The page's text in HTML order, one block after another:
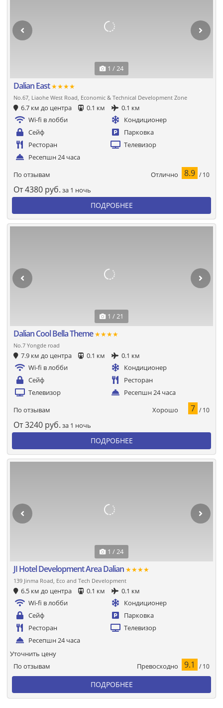
1 / 24
Dalian East★★★★
No.67, Liaohe West Road, Economic & Technical Development Zone
6.7 км до центра 0.1 км
0.1 км
Wi-fi в лобби
Кондиционер
Сейф
Парковка
Ресторан
Телевизор
Ресепшн 24 часа
По отзывам Отлично 8.9 / 10
От4380 руб. за 1 ночь
ПОДРОБНЕЕ
1 / 21
Dalian Cool Bella Theme★★★★
No.7 Yongde road
7.9 км до центра 0.1 км
0.1 км
Wi-fi в лобби
Кондиционер
Сейф
Ресторан
Телевизор
Ресепшн 24 часа
По отзывам Хорошо 7 / 10
От3240 руб. за 1 ночь
ПОДРОБНЕЕ
1 / 24
JI Hotel Development Area Dalian ★★★★
139 Jinma Road, Eco and Tech Development
6.5 км до центра 0.1 км
0.1 км
Wi-fi в лобби
Кондиционер
Сейф
Парковка
Ресторан
Телевизор
Ресепшн 24 часа
По отзывам Превосходно 9.1 / 10
Уточнить цену
ПОДРОБНЕЕ